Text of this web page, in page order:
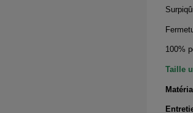
100%
Taille